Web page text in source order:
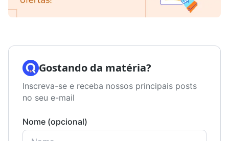
Gostando da matéria?
Inscreva-se e receba nossos principais posts
no seu e-mail
Nome (opcional)